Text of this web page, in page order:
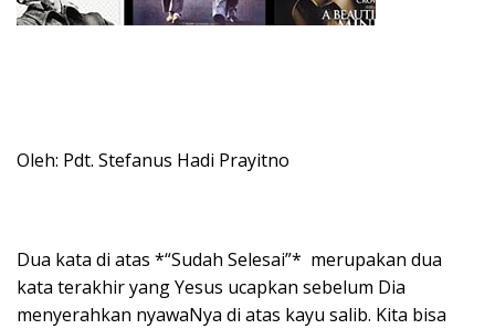
Oleh: Pdt. Stefanus Hadi Prayitno
Dua kata di atas *“Sudah Selesai”* merupakan dua
kata terakhir yang Yesus ucapkan sebelum Dia
menyerahkan nyawaNya di atas kayu salib. Kita bisa